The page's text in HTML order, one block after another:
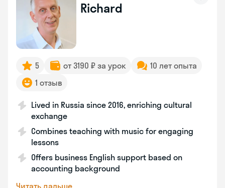
Richard
5 от 3190 ₽ за урок
10 лет опыта
1 отзыв
Lived in Russia since 2016, enriching cultural
exchange
Combines teaching with music for engaging
lessons
Offers business English support based on
accounting background
Читать дальше